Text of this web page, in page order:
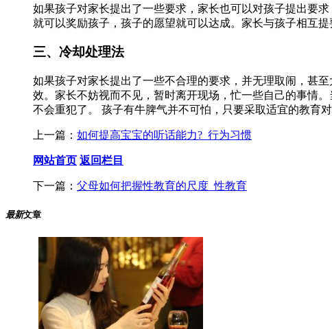
如果孩子对家长提出了一些要求，家长也可以对孩子提出要
就可以奖励孩子，孩子的愿望就可以达成。家长与孩子相互
三、冷却处理法
如果孩子对家长提出了一些不合理的要求，并无理取闹，甚
效。家长不妨视而不见，暂时离开现场，忙一些自己的事情
不会重犯了。 孩子有牛脾气并不可怕，只要采取适宜的教育
上一篇： 如何提高宝宝的听话能力?_行为习惯
网站首页 返回栏目
下一篇： 父母如何把握性教育的尺度_性教育
最新文章